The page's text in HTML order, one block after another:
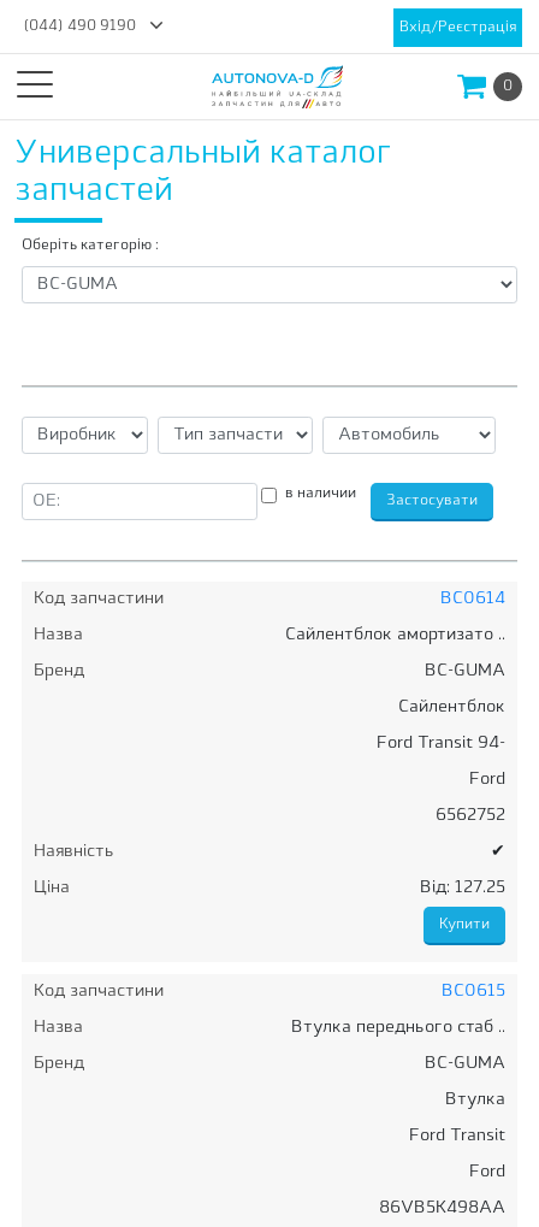
(044) 490 9190 Вхід/Реєстрація
0
Универсальный каталог
запчастей
Оберіть категорію :
в наличии
Код запчастини
BC0614
Назва
Сайлентблок амортизато ..
Бренд
BC-GUMA
Сайлентблок
Ford Transit 94-
Ford
6562752
Наявність
✔
Ціна
Від: 127.25
Код запчастини
BC0615
Назва
Втулка переднього стаб ..
Бренд
BC-GUMA
Втулка
Ford Transit
Ford
86VB5K498AA